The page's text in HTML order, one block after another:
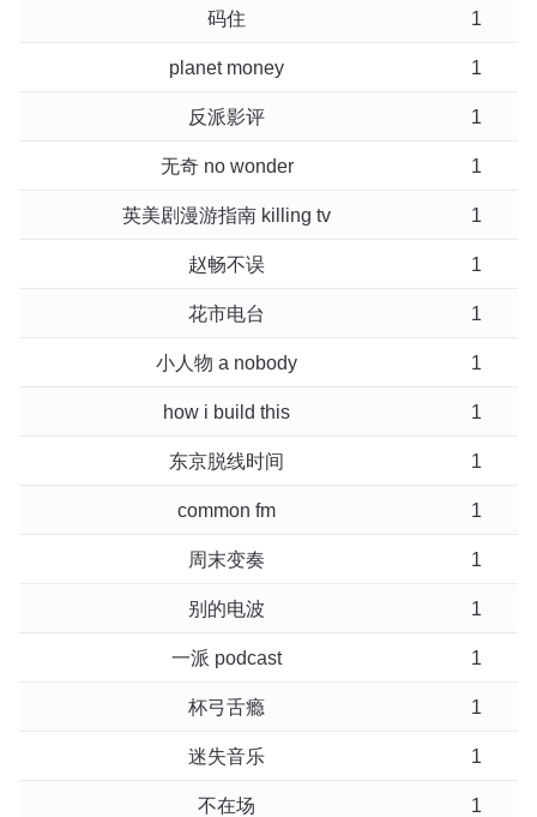
码住 1
planet money 1
反派影评 1
无奇 no wonder 1
英美剧漫游指南 killing tv 1
赵畅不误 1
花市电台 1
小人物 a nobody 1
how i build this 1
东京脱线时间 1
common fm 1
周末变奏 1
别的电波 1
一派 podcast 1
杯弓舌瘾 1
迷失音乐 1
不在场 1